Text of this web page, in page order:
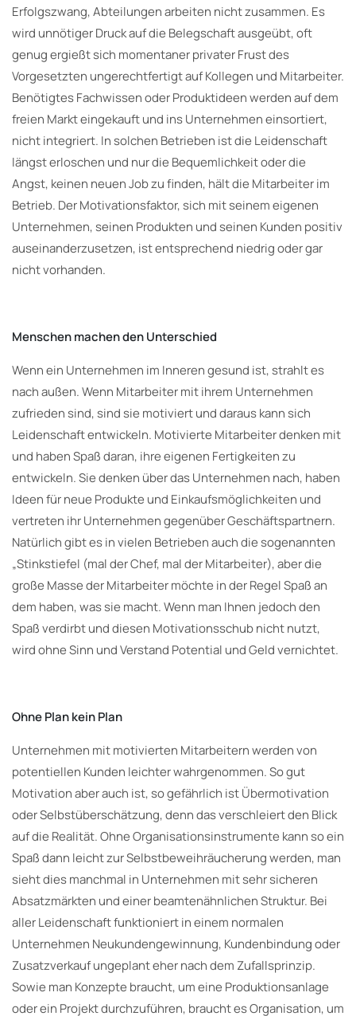
Erfolgszwang, Abteilungen arbeiten nicht zusammen. Es
wird unnötiger Druck auf die Belegschaft ausgeübt, oft
genug ergießt sich momentaner privater Frust des
Vorgesetzten ungerechtfertigt auf Kollegen und Mitarbeiter.
Benötigtes Fachwissen oder Produktideen werden auf dem
freien Markt eingekauft und ins Unternehmen einsortiert,
nicht integriert. In solchen Betrieben ist die Leidenschaft
längst erloschen und nur die Bequemlichkeit oder die
Angst, keinen neuen Job zu finden, hält die Mitarbeiter im
Betrieb. Der Motivationsfaktor, sich mit seinem eigenen
Unternehmen, seinen Produkten und seinen Kunden positiv
auseinanderzusetzen, ist entsprechend niedrig oder gar
nicht vorhanden.
Menschen machen den Unterschied
Wenn ein Unternehmen im Inneren gesund ist, strahlt es
nach außen. Wenn Mitarbeiter mit ihrem Unternehmen
zufrieden sind, sind sie motiviert und daraus kann sich
Leidenschaft entwickeln. Motivierte Mitarbeiter denken mit
und haben Spaß daran, ihre eigenen Fertigkeiten zu
entwickeln. Sie denken über das Unternehmen nach, haben
Ideen für neue Produkte und Einkaufsmöglichkeiten und
vertreten ihr Unternehmen gegenüber Geschäftspartnern.
Natürlich gibt es in vielen Betrieben auch die sogenannten
„Stinkstiefel (mal der Chef, mal der Mitarbeiter), aber die
große Masse der Mitarbeiter möchte in der Regel Spaß an
dem haben, was sie macht. Wenn man Ihnen jedoch den
Spaß verdirbt und diesen Motivationsschub nicht nutzt,
wird ohne Sinn und Verstand Potential und Geld vernichtet.
Ohne Plan kein Plan
Unternehmen mit motivierten Mitarbeitern werden von
potentiellen Kunden leichter wahrgenommen. So gut
Motivation aber auch ist, so gefährlich ist Übermotivation
oder Selbstüberschätzung, denn das verschleiert den Blick
auf die Realität. Ohne Organisationsinstrumente kann so ein
Spaß dann leicht zur Selbstbeweihräucherung werden, man
sieht dies manchmal in Unternehmen mit sehr sicheren
Absatzmärkten und einer beamtenähnlichen Struktur. Bei
aller Leidenschaft funktioniert in einem normalen
Unternehmen Neukundengewinnung, Kundenbindung oder
Zusatzverkauf ungeplant eher nach dem Zufallsprinzip.
Sowie man Konzepte braucht, um eine Produktionsanlage
oder ein Projekt durchzuführen, braucht es Organisation, um